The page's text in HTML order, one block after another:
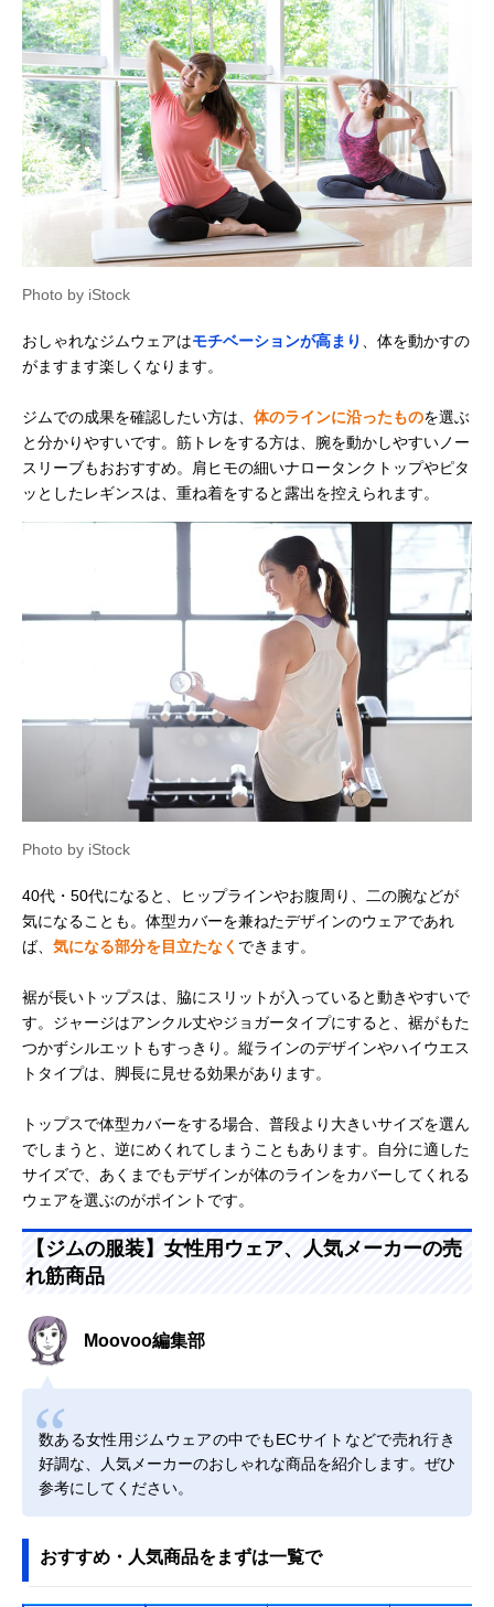
Photo by iStock
おしゃれなジムウェアはモチベーションが高まり
、体を動かすの
がますます楽しくなります。
ジムでの成果を確認したい方は、 体のラインに沿ったものを選ぶ
と分かりやすいです。筋トレをする方は、腕を動かしやすいノー
スリーブもおおすすめ。肩ヒモの細いナロータンクトップやピタ
ッとしたレギンスは、重ね着をすると露出を控えられます。
Photo by iStock
40代・50代になると、ヒップラインやお腹周り、二の腕などが
気になることも。体型カバーを兼ねたデザインのウェアであれ
ば、 気になる部分を目立たなく できます。
裾が長いトップスは、脇にスリットが入っていると動きやすいで
す。ジャージはアンクル丈やジョガータイプにすると、裾がもた
つかずシルエットもすっきり。縦ラインのデザインやハイウエス
トタイプは、脚長に見せる効果があります。
トップスで体型カバーをする場合、普段より大きいサイズを選ん
でしまうと、逆にめくれてしまうこともあります。自分に適した
サイズで、あくまでもデザインが体のラインをカバーしてくれる
ウェアを選ぶのがポイントです。
【ジムの服装】女性用ウェア、人気メーカーの売
れ筋商品
Moovoo編集部
数ある女性用ジムウェアの中でもECサイトなどで売れ行き
好調な、人気メーカーのおしゃれな商品を紹介します。ぜひ
参考にしてください。
おすすめ・人気商品をまずは一覧で